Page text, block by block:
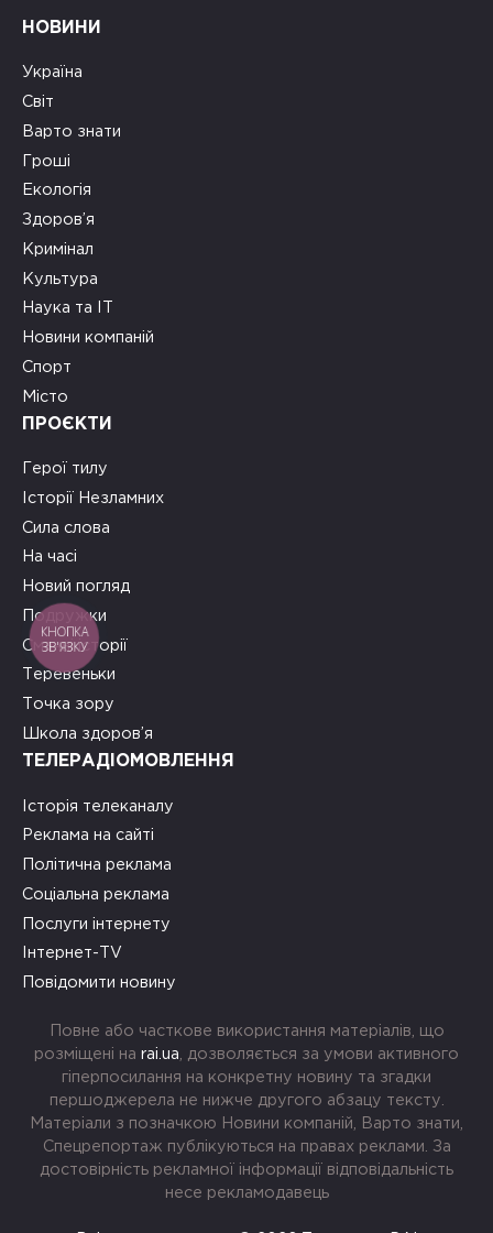
НОВИНИ
Україна
Світ
Варто знати
Гроші
Екологія
Здоров’я
Кримінал
Культура
Наука та ІТ
Новини компаній
Спорт
Місто
ПРОЄКТИ
Герої тилу
Історії Незламних
Сила слова
На часі
Новий погляд
Подружки
Смачні історії
Теревеньки
Точка зору
Школа здоров’я
ТЕЛЕРАДІОМОВЛЕННЯ
Історія телеканалу
Реклама на сайті
Політична реклама
Соціальна реклама
Послуги інтернету
Інтернет-TV
Повідомити новину
Повне або часткове використання матеріалів, що
розміщені на rai.ua , дозволяється за умови активного
гіперпосилання на конкретну новину та згадки
першоджерела не нижче другого абзацу тексту.
Матеріали з позначкою Новини компаній, Варто знати,
Спецрепортаж публікуються на правах реклами. За
достовірність рекламної інформації відповідальність
несе рекламодавець
КНОПКА
ЗВ'ЯЗКУ